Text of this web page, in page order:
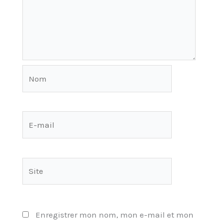
Enregistrer mon nom, mon e-mail et mon